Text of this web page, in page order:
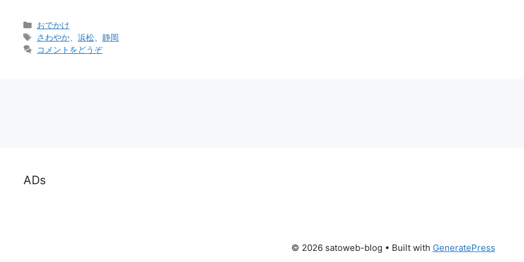
カ
テ
ゴ
おでかけ
タ
グ
さわやか 、浜松 、静岡
コメントをどうぞ
ADs
© 2026 satoweb-blog • Built with GeneratePress